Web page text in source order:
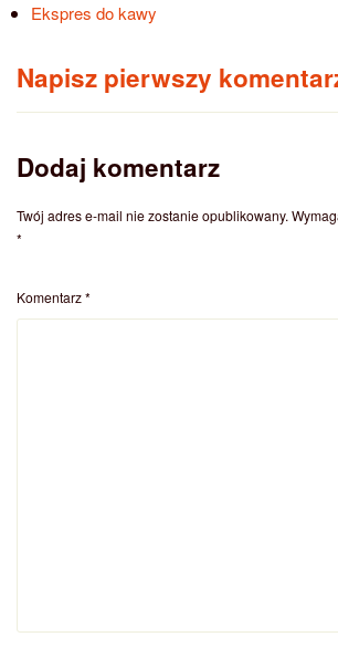
Ekspres do kawy
Napisz pierwszy
Dodaj komentarz
Twój adres e-mail nie zostanie opublikowany.
*
Komentarz*